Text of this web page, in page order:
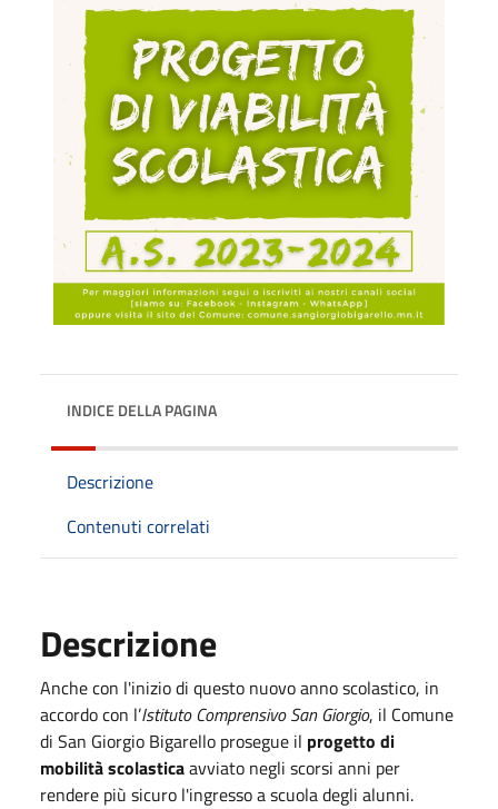
INDICE DELLA PAGINA
Descrizione
Contenuti correlati
Descrizione
Anche con l'inizio di questo nuovo anno scolastico, in
accordo con l’Istituto Comprensivo San Giorgio, il Comune
di San Giorgio Bigarello prosegue il progetto di
mobilità scolasticaavviato negli scorsi anni per
rendere più sicuro l'ingresso a scuola degli alunni.